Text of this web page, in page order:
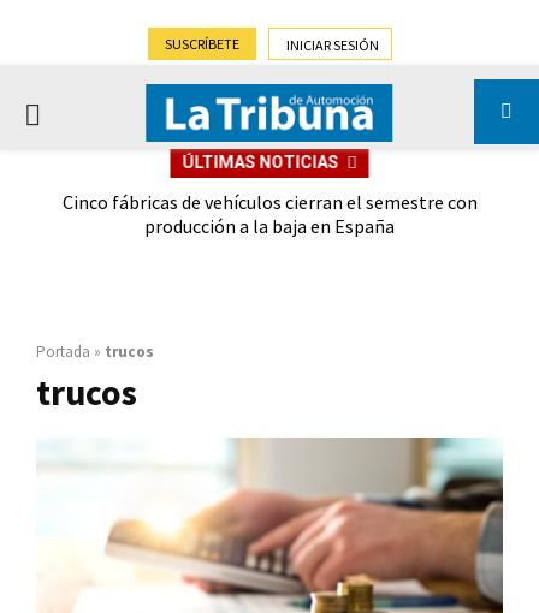
SUSCRÍBETE INICIAR SESIÓN
PRIMARY
ÚLTIMAS NOTICIAS
Cinco fábricas de vehículos cierran el semestre con
producción a la baja en España
Portada » trucos
trucos